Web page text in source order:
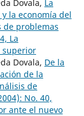
Dovala, La
la economía del
de problemas
La
superior
Dovala, De la
de la
de
No. 40,
ante el nuevo